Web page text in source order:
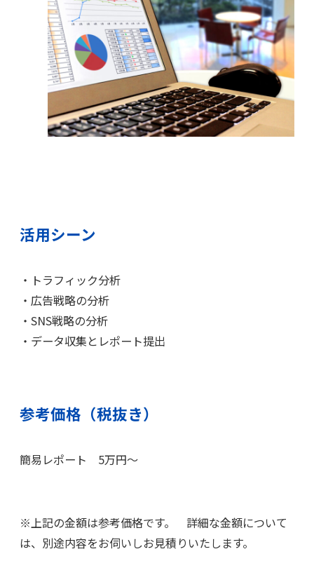
活用シーン
・トラフィック分析
・広告戦略の分析
・SNS戦略の分析
・データ収集とレポート提出
参考価格（税抜き）
簡易レポート 5万円～
※上記の金額は参考価格です。 詳細な金額について
は、別途内容をお伺いしお見積りいたします。